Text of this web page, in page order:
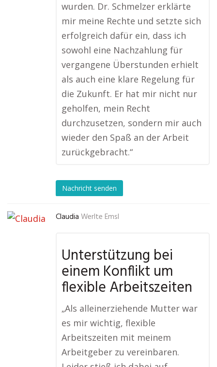
wurden. Dr. Schmelzer erklärte
mir meine Rechte und setzte sich
erfolgreich dafür ein, dass ich
sowohl eine Nachzahlung für
vergangene Überstunden erhielt
als auch eine klare Regelung für
die Zukunft. Er hat mir nicht nur
geholfen, mein Recht
durchzusetzen, sondern mir auch
wieder den Spaß an der Arbeit
zurückgebracht.“
Nachricht senden
Claudia Werlte Emsl
Unterstützung bei
einem Konflikt um
flexible Arbeitszeiten
„Als alleinerziehende Mutter war
es mir wichtig, flexible
Arbeitszeiten mit meinem
Arbeitgeber zu vereinbaren.